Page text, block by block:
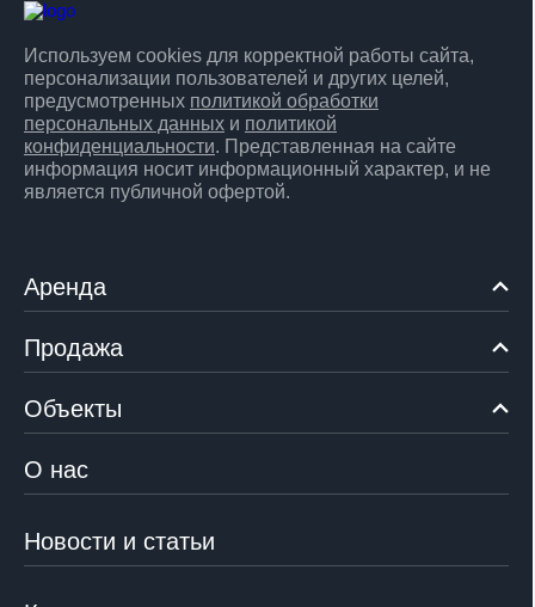
Используем cookies для корректной работы сайта,
персонализации пользователей и других целей,
предусмотренных политикой обработки
персональных данных и политикой
конфиденциальности. Представленная на сайте
информация носит информационный характер, и не
является публичной офертой.
Аренда
Продажа
Объекты
О нас
Новости и статьи